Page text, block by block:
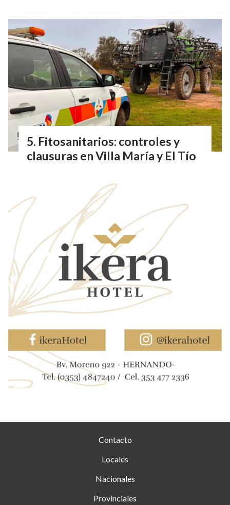
Fitosanitarios: controles y
clausuras en Villa María y El Tío
Contacto
Locales
Nacionales
Provinciales